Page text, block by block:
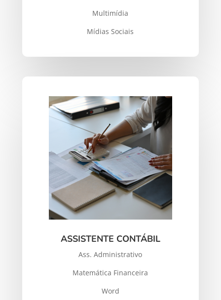
Multimídia
Mídias Sociais
ASSISTENTE CONTÁBIL
Ass. Administrativo
Matemática Financeira
Word